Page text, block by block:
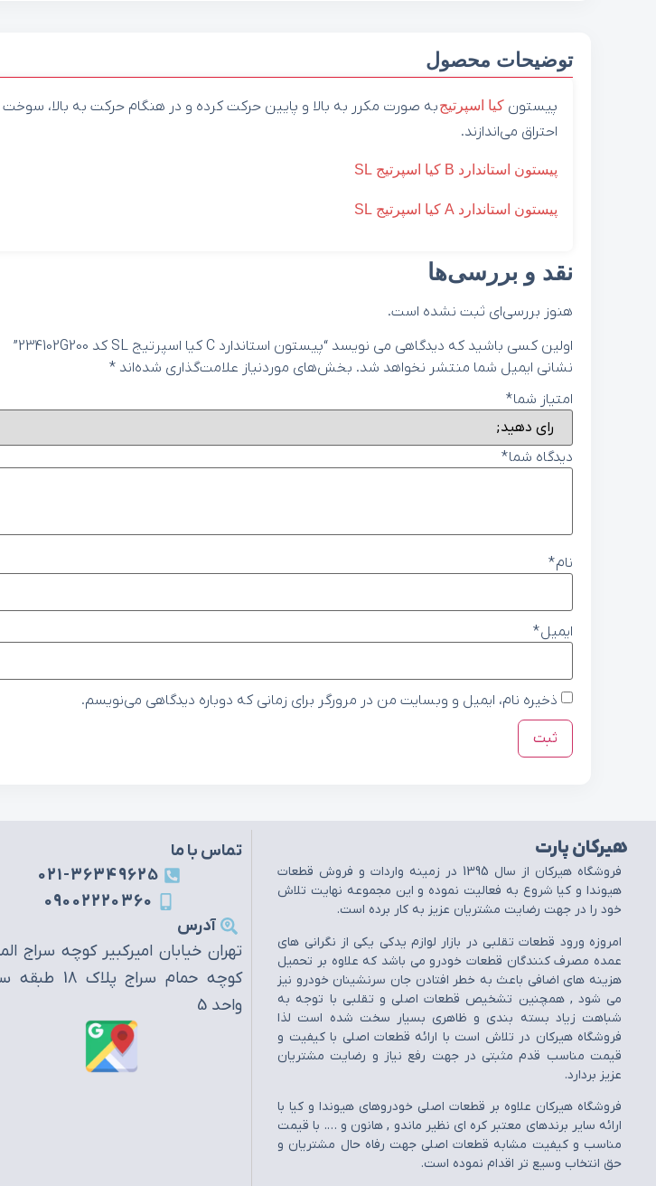
توضیحات محصول
پیستون‌ کیا اسپرتیجبه صورت مکرر به بالا و پایین حرکت کرده و در هنگام حرکت به بالا،
احتراق می‌اندازند.
پیستون استاندارد B کیا اسپرتیج SL
پیستون استاندارد A کیا اسپرتیج SL
نقد و بررسی‌ها
هنوز بررسی‌ای ثبت نشده است.
اولین کسی باشید که دیدگاهی می نویسد “پیستون استاندارد C کیا اسپرتیج SL کد 234102G200”
نشانی ایمیل شما منتشر نخواهد شد. بخش‌های موردنیاز علامت‌گذاری شده‌اند *
امتیاز شما*
دیدگاه شما*
نام*
ایمیل*
ذخیره نام، ایمیل و وبسایت من در مرورگر برای زمانی که دوباره دیدگاهی می‌نویسم.
هیرکان پارت
فروشگاه هيرکان از سال 1395 در زمينه واردات و فروش قطعات
هيوندا و کيا شروع به فعاليت نموده و اين مجموعه نهايت تلاش
خود را در جهت رضايت مشتريان عزيز به کار برده است.
امروزه ورود قطعات تقلبي در بازار لوازم يدکي يکي از نگراني هاي
عمده مصرف کنندگان قطعات خودرو مي باشد که علاوه بر تحميل
هزينه هاي اضافي باعث به خطر افتادن جان سرنشينان خودرو نيز
مي شود , همچنين تشخيص قطعات اصلي و تقلبي با توجه به
شباهت زياد بسته بندي و ظاهري بسيار سخت شده است لذا
فروشگاه هيرکان در تلاش است با ارائه قطعات اصلي با کيفيت و
قيمت مناسب قدم مثبتي در جهت رفع نياز و رضايت مشتريان
عزيز بردارد.
فروشگاه هيرکان علاوه بر قطعات اصلي خودروهاي هيوندا و کيا با
ارائه ساير برندهاي معتبر کره اي نظير ماندو , هانون و …. با قيمت
مناسب و کيفيت مشابه قطعات اصلي جهت رفاه حال مشتريان و
حق انتخاب وسيع تر اقدام نموده است.
تماس با ما
021-36349625
09002220360
آدرس
تهران خیابان امیرکبیر کوچه سراج
کوچه حمام سراج پلاک
واحد 5